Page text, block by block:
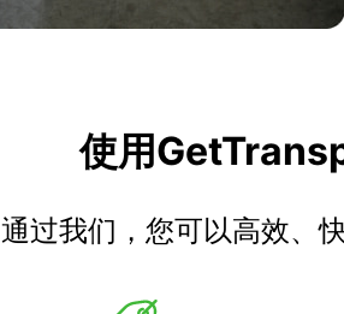
使用
通过我们，您可以高效、